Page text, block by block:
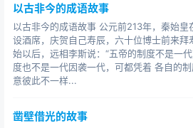
以古非今的成语故事
以古非今的成语故事 公元前213年，秦始皇
设酒席，庆贺自己寿辰，六十位博士前来拜
始以后，远相李斯说：“五帝的制度不是一
度也不是一代因袭一代，可都凭着 各自的
意彼此不一样...
凿壁借光的故事